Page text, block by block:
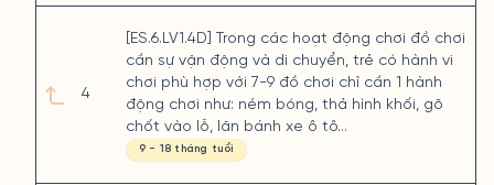
4
[ES.6.LV1.4D] Trong các hoạt động chơi đồ chơi
cần sự vận động và di chuyển, trẻ có hành vi
chơi phù hợp với 7-9 đồ chơi chỉ cần 1 hành
động chơi như: ném bóng, thả hình khối, gõ
chốt vào lỗ, lăn bánh xe ô tô…
9 - 18 tháng tuổi